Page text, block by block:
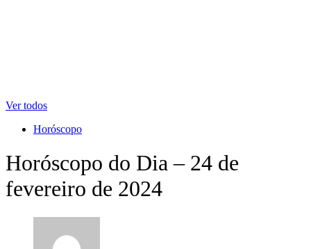
Ver todos
Horóscopo
Horóscopo do Dia – 24 de
fevereiro de 2024